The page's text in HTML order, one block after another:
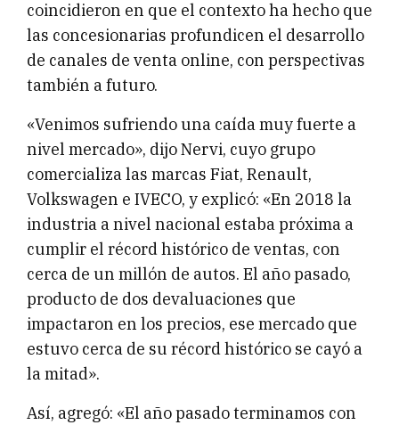
coincidieron en que el contexto ha hecho que
las concesionarias profundicen el desarrollo
de canales de venta online, con perspectivas
también a futuro.
«Venimos sufriendo una caída muy fuerte a
nivel mercado», dijo Nervi, cuyo grupo
comercializa las marcas Fiat, Renault,
Volkswagen e IVECO, y explicó: «En 2018 la
industria a nivel nacional estaba próxima a
cumplir el récord histórico de ventas, con
cerca de un millón de autos. El año pasado,
producto de dos devaluaciones que
impactaron en los precios, ese mercado que
estuvo cerca de su récord histórico se cayó a
la mitad».
Así, agregó: «El año pasado terminamos con